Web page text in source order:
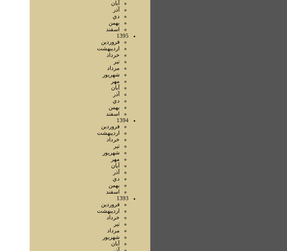
آبان
آذر
دي
بهمن
اسفند
1395
فروردين
ارديبهشت
خرداد
تير
مرداد
شهريور
مهر
آبان
آذر
دي
بهمن
اسفند
1394
فروردين
ارديبهشت
خرداد
تير
شهريور
مهر
آبان
آذر
دي
بهمن
اسفند
1393
فروردين
ارديبهشت
خرداد
تير
مرداد
شهريور
آبان